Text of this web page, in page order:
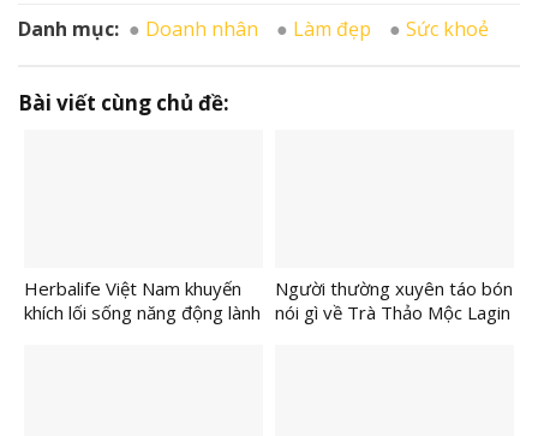
Danh mục: Doanh nhân Làm đẹp Sức khoẻ
Bài viết cùng chủ đề:
Herbalife Việt Nam khuyến
khích lối sống năng động lành
Người thường xuyên táo bón
nói gì về Trà Thảo Mộc Lagin